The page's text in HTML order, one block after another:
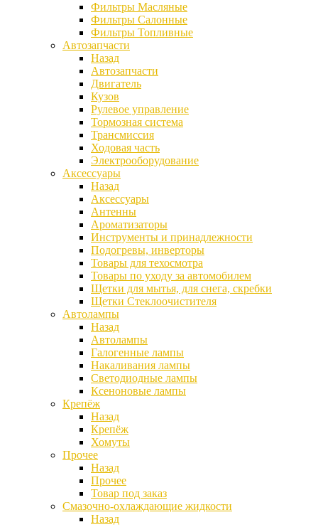
Фильтры Масляные
Фильтры Салонные
Фильтры Топливные
Автозапчасти
Назад
Автозапчасти
Двигатель
Кузов
Рулевое управление
Тормозная система
Трансмиссия
Ходовая часть
Электрооборудование
Аксессуары
Назад
Аксессуары
Антенны
Ароматизаторы
Инструменты и принадлежности
Подогревы, инверторы
Товары для техосмотра
Товары по уходу за автомобилем
Щетки для мытья, для снега, скребки
Щетки Стеклоочистителя
Автолампы
Назад
Автолампы
Галогенные лампы
Накаливания лампы
Светодиодные лампы
Ксеноновые лампы
Крепёж
Назад
Крепёж
Хомуты
Прочее
Назад
Прочее
Товар под заказ
Смазочно-охлаждающие жидкости
Назад